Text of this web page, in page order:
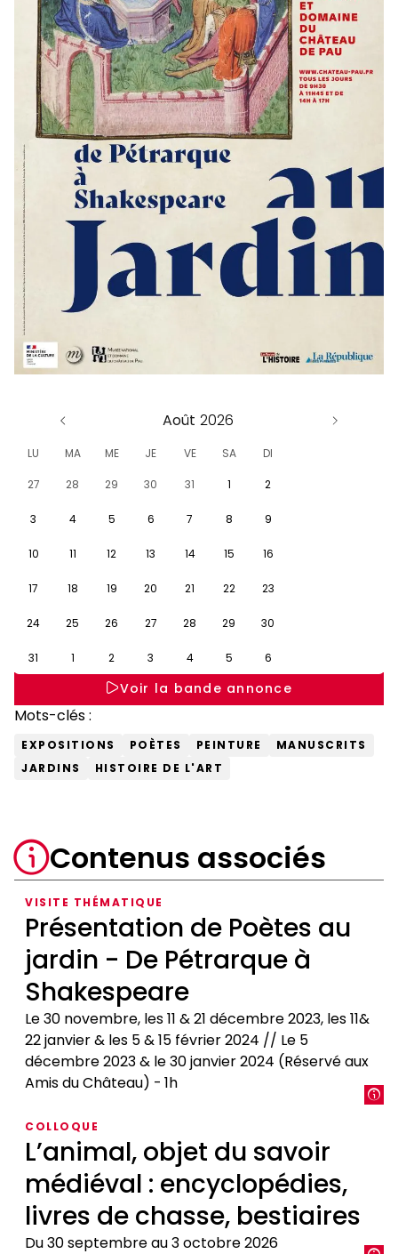
Août
LU MA ME JE VE SA DI
27 28 29 30 31 1 2
3 4 5 6 7 8 9
10 11 12 13 14 15 16
17 18 19 20 21 22 23
24 25 26 27 28 29 30
31 1 2 3 4 5 6
Voir la bande annonce
Mots-clés :
EXPOSITIONS POÈTES PEINTURE
MANUSCRITS
JARDINS
HISTOIRE DE L'ART
Contenus associés
Présentation de Poètes au
jardin - De Pétrarque à
Shakespeare
Le 30 novembre, les 11 & 21 décembre 2023, les 11&
22 janvier & les 5 & 15 février 2024 // Le 5
décembre 2023 & le 30 janvier 2024 (Réservé aux
Amis du Château)
1h
VISITE THÉMATIQUE
de
Poètes
au
jardin
De
L’animal, objet du savoir
médiéval : encyclopédies,
livres de chasse, bestiaires
Du 30 septembre au 3 octobre 2026
COLLOQUE